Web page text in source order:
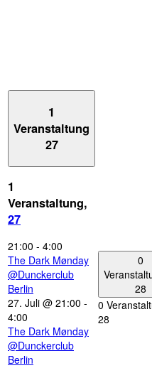
1
Veranstaltung
27
1
Veranstaltung,
27
21:00 - 4:00
The Dark Mønday
@Dunckerclub
Berlin
27. Juli @ 21:00 -
4:00
The Dark Mønday
@Dunckerclub
Berlin
0
28
0
28